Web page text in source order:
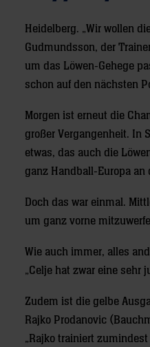
Heidelberg. „Wir wollen
Gudmundsson, der
um das Löwen-Gehege
schon auf den nächsten
Morgen ist erneut die
großer Vergangenheit. In
etwas, das auch die
ganz Handball-Europa an
Doch das war einmal.
um ganz vorne
Wie auch immer, alles
„Celje hat zwar eine sehr
Zudem ist die gelbe
Rajko Prodanovic
„Rajko trainiert